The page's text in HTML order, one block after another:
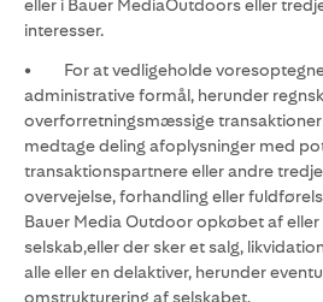
eller i Bauer MediaOutdoors eller
interesser.
• For at vedligeholde
administrative formål, herunder
overforretningsmæssige transaktioner
medtage deling afoplysninger med
transaktionspartnere eller andre
overvejelse, forhandling eller
Bauer Media Outdoor opkøbet af
selskab,eller der sker et salg,
alle eller en delaktiver, herunder
omstrukturering af selskabet.